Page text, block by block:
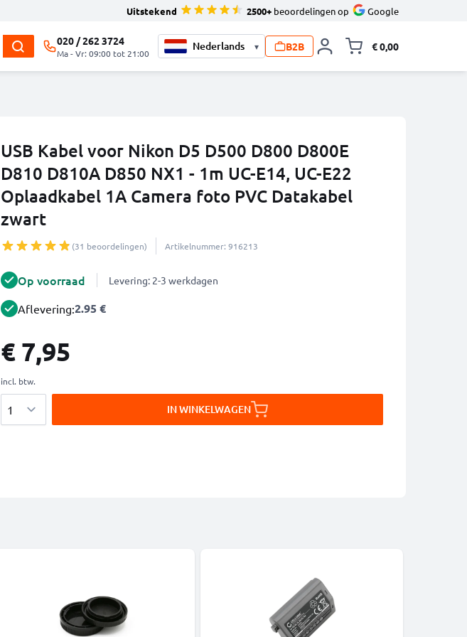
Uitstekend 2500+ beoordelingen op Google
020 / 262 3724
Ma - Vr: 09:00 tot 21:00
▾ B2B € 0,00
USB Kabel voor Nikon D5 D500 D800 D800E
D810 D810A D850 NX1 - 1m UC-E14, UC-E22
Oplaadkabel 1A Camera foto PVC Datakabel
zwart
(31 beoordelingen) Artikelnummer: 916213
Op voorraad Levering: 2-3 werkdagen
Aflevering:2.95 €
€ 7,95
incl. btw.
IN WINKELWAGEN